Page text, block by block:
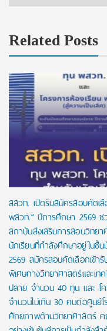
Related Posts
สสวท. เปิดรับสมัครสอบคัดเ
พสวท.” ปีการศึกษา 2569 ช
สถาบันส่งเสริมการสอนวิทยา
นักเรียนที่กำลังศึกษาอยู่ในชั้
2569 สมัครสอบคัดเลือกเข้
พิเศษทางวิทยาศาสตร์และเ
ปลาย จำนวน 40 ทุน และ โ
จำนวนไม่เกิน 30 คนต่อศูนย์โ
ศักยภาพด้านวิทยาศาสตร์